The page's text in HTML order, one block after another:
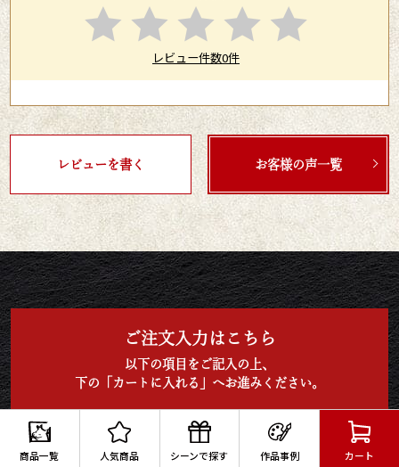
商品一覧 人気商品 シーンで探す 作品事例 カート
レビュー件数0件
レビューを書く お客様の声一覧
ご注文入力はこちら
以下の項目をご記入の上、
下の「カートに入れる」へお進みください。
【必須】
数量